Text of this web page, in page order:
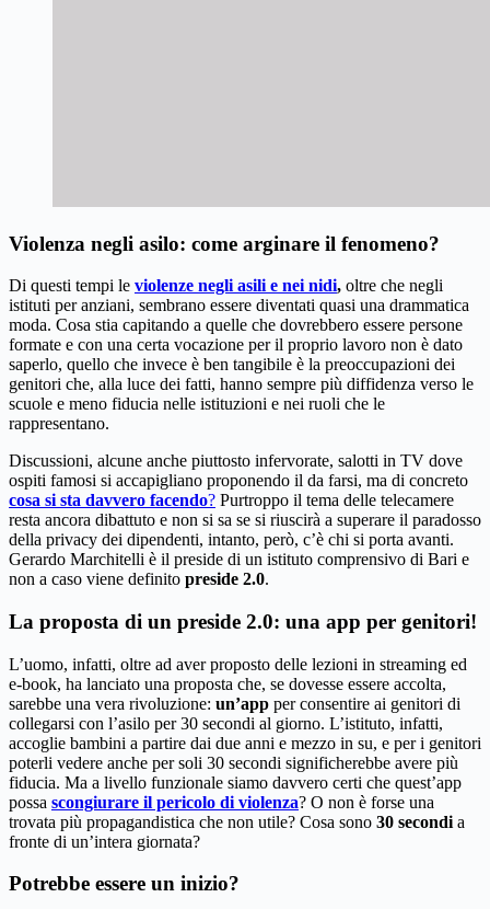
Violenza negli asilo: come arginare il fenomeno?
Di questi tempi le violenze negli asili e nei nidi, oltre che negli
istituti per anziani, sembrano essere diventati quasi una drammatica
moda. Cosa stia capitando a quelle che dovrebbero essere persone
formate e con una certa vocazione per il proprio lavoro non è dato
saperlo, quello che invece è ben tangibile è la preoccupazioni dei
genitori che, alla luce dei fatti, hanno sempre più diffidenza verso le
scuole e meno fiducia nelle istituzioni e nei ruoli che le
rappresentano.
Discussioni, alcune anche piuttosto infervorate, salotti in TV dove
ospiti famosi si accapigliano proponendo il da farsi, ma di concreto
cosa si sta davvero facendo? Purtroppo il tema delle telecamere
resta ancora dibattuto e non si sa se si riuscirà a superare il paradosso
della privacy dei dipendenti, intanto, però, c’è chi si porta avanti.
Gerardo Marchitelli è il preside di un istituto comprensivo di Bari e
non a caso viene definito preside 2.0.
La proposta di un preside 2.0: una app per genitori!
L’uomo, infatti, oltre ad aver proposto delle lezioni in streaming ed
e-book, ha lanciato una proposta che, se dovesse essere accolta,
sarebbe una vera rivoluzione: un’app per consentire ai genitori di
collegarsi con l’asilo per 30 secondi al giorno. L’istituto, infatti,
accoglie bambini a partire dai due anni e mezzo in su, e per i genitori
poterli vedere anche per soli 30 secondi significherebbe avere più
fiducia. Ma a livello funzionale siamo davvero certi che quest’app
possa scongiurare il pericolo di violenza? O non è forse una
trovata più propagandistica che non utile? Cosa sono 30 secondi a
fronte di un’intera giornata?
Potrebbe essere un inizio?